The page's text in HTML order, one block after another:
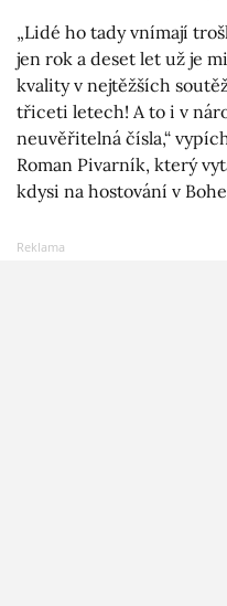
„Lidé ho tady vnímají
jen rok a deset let už je
kvality v nejtěžších
třiceti letech! A to i v
neuvěřitelná čísla,“
Roman Pivarník, který
kdysi na hostování v